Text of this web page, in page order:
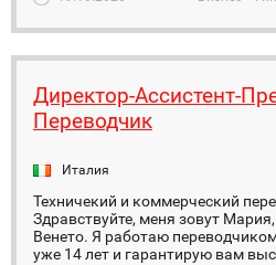
Директор-Ассистент-
Переводчик
Италия
Техничекий и коммерческий
Здравствуйте, меня зовут
Венето. Я работаю
уже 14 лет и гарантирую вам